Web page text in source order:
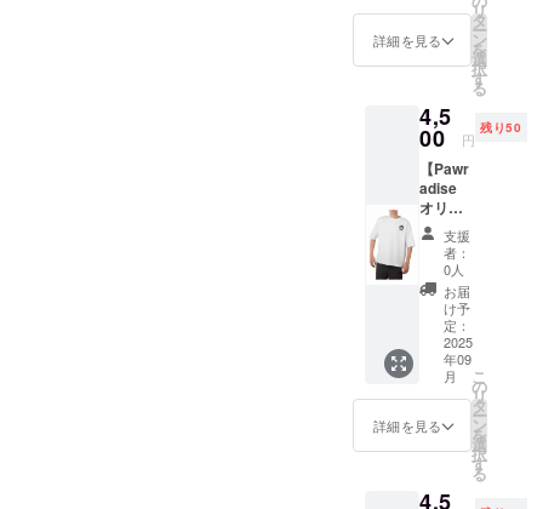
供。 ・
カラー
展開：
黒 ・商
ズ：
7.5cm×
7.5cm
詳細を見る
リ
タ
ー
ン
を
選
択
す
る
4,5
00 円
残り50
【Pawr
adise
オリジ
ナルブ
ランドT
シャ
ツ】
”Pawra
dise”ロ
ゴをデ
ザイン
したT
シャツ
を提供
しま
す。 ・
展開：
支援
者：
0人
お届
け予
定：
2025
年09
月
詳細を見る
こ
の
リ
タ
ー
ン
を
選
択
す
る
4,5